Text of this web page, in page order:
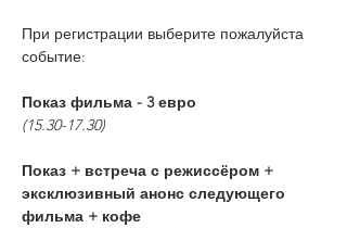
При регистрации выберите пожалуйста
событие:
Показ фильма - 3 евро
(15.30-17.30)
Показ + встреча с режиссёром +
эксклюзивный анонс следующего
фильма + кофе